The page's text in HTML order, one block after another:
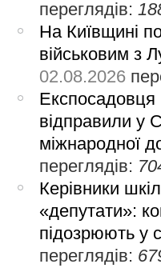
переглядів:
На Київщині
військовим з
02.08.2026
відправили у
міжнародної
переглядів:
Керівники
«депутати»:
підозрюють у
переглядів: